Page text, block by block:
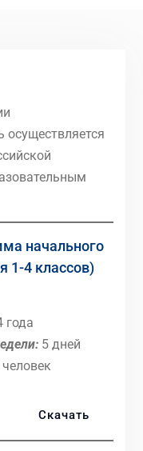
осуществляется
начального
1-4 классов)
года
5 дней
Скачать